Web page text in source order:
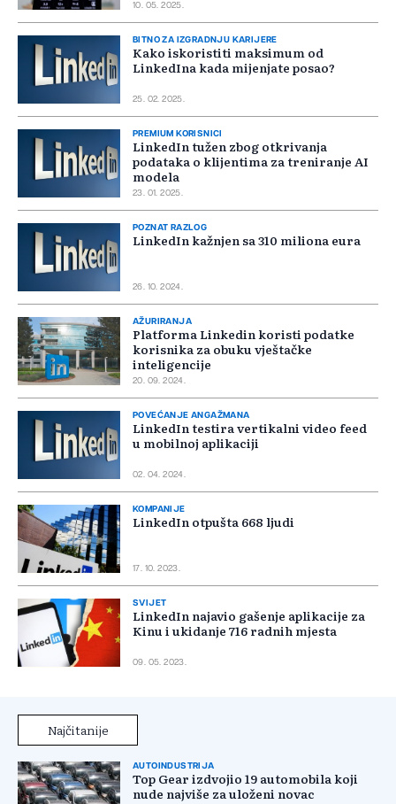
10. 05. 2025.
BITNO ZA IZGRADNJU KARIJERE
Kako iskoristiti maksimum od
LinkedIna kada mijenjate posao?
25. 02. 2025.
PREMIUM KORISNICI
LinkedIn tužen zbog otkrivanja
podataka o klijentima za treniranje AI
modela
23. 01. 2025.
POZNAT RAZLOG
LinkedIn kažnjen sa 310 miliona eura
26. 10. 2024.
AŽURIRANJA
Platforma Linkedin koristi podatke
korisnika za obuku vještačke
inteligencije
20. 09. 2024.
POVEĆANJE ANGAŽMANA
LinkedIn testira vertikalni video feed
u mobilnoj aplikaciji
02. 04. 2024.
KOMPANIJE
LinkedIn otpušta 668 ljudi
17. 10. 2023.
SVIJET
LinkedIn najavio gašenje aplikacije za
Kinu i ukidanje 716 radnih mjesta
09. 05. 2023.
Najčitanije
AUTOINDUSTRIJA
Top Gear izdvojio 19 automobila koji
nude najviše za uloženi novac